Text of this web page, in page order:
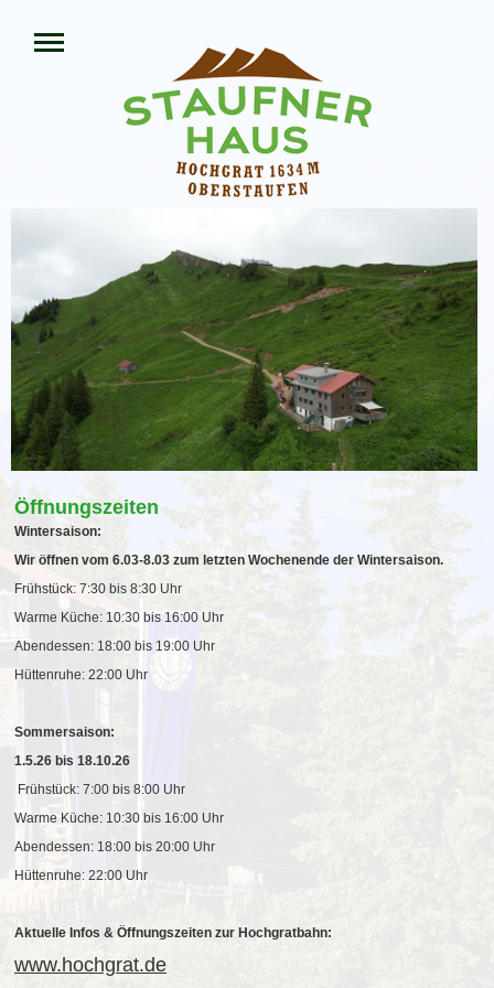
Öffnungszeiten
Wintersaison:
Wir öffnen vom 6.03-8.03 zum letzten Wochenende der Wintersaison.
Frühstück: 7:30 bis 8:30 Uhr
Warme Küche: 10:30 bis 16:00 Uhr
Abendessen: 18:00 bis 19:00 Uhr
Hüttenruhe: 22:00 Uhr
Sommersaison:
1.5.26 bis 18.10.26
Frühstück: 7:00 bis 8:00 Uhr
Warme Küche: 10:30 bis 16:00 Uhr
Abendessen: 18:00 bis 20:00 Uhr
Hüttenruhe: 22:00 Uhr
Aktuelle Infos & Öffnungszeiten zur Hochgratbahn:
www.hochgrat.de